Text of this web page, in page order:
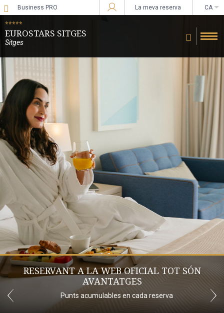
Business PRO
Sign in to Star Traveler or Corporate
La meva reserva CA
*****
EUROSTARS SITGES
Sitges
RESERVANT A LA WEB OFICIAL TOT SÓN
AVANTATGES
Punts acumulables en cada reserva